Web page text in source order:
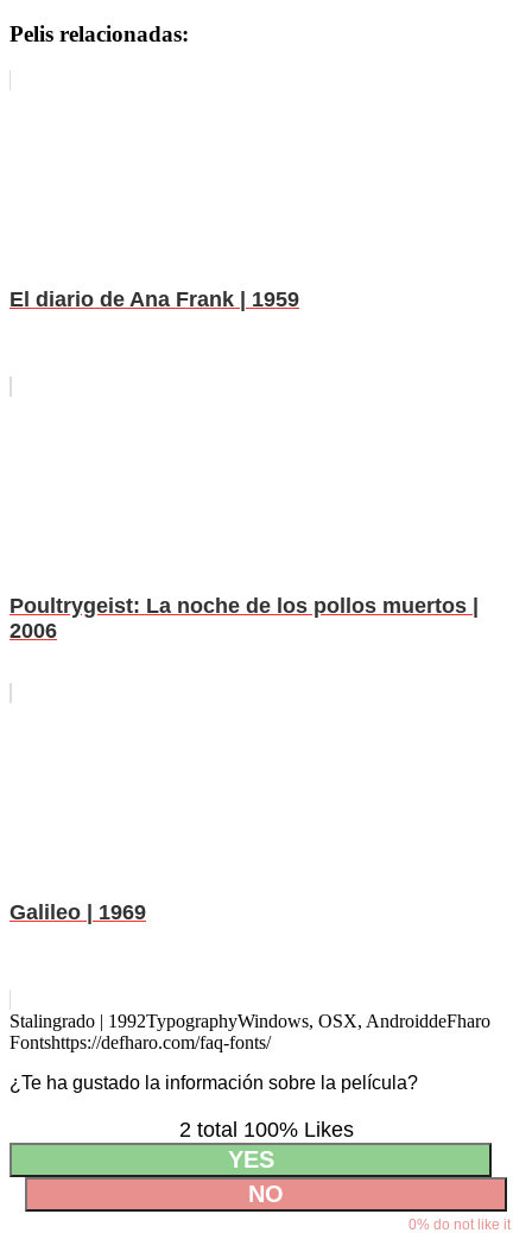
Pelis relacionadas:
El diario de Ana Frank | 1959
Poultrygeist: La noche de los pollos muertos |
2006
Galileo | 1969
Stalingrado | 1992TypographyWindows, OSX, AndroiddeFharo
Fontshttps://defharo.com/faq-fonts/
¿Te ha gustado la información sobre la película?
2 total 100% Likes
YES
NO
0% do not like it